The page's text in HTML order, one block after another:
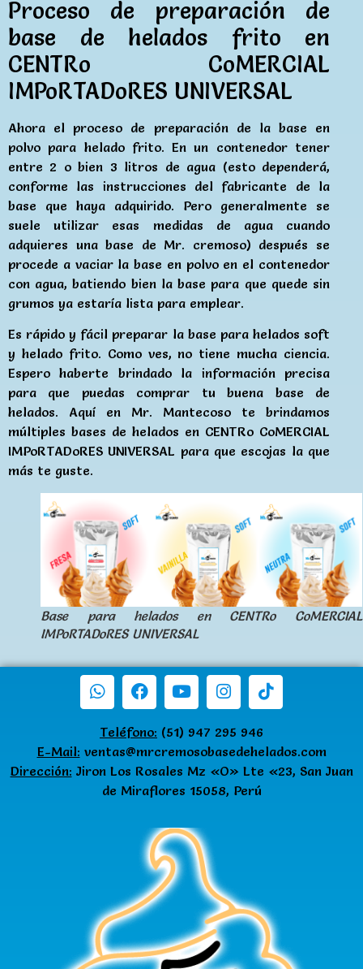
Proceso de preparación de
base de helados frito en
CENTRo CoMERCIAL
IMPoRTADoRES UNIVERSAL
Ahora el proceso de preparación de la base en
polvo para helado frito. En un contenedor tener
entre 2 o bien 3 litros de agua (esto dependerá,
conforme las instrucciones del fabricante de la
base que haya adquirido. Pero generalmente se
suele utilizar esas medidas de agua cuando
adquieres una base de Mr. cremoso) después se
procede a vaciar la base en polvo en el contenedor
con agua, batiendo bien la base para que quede sin
grumos ya estaría lista para emplear.
Es rápido y fácil preparar la base para helados soft
y helado frito. Como ves, no tiene mucha ciencia.
Espero haberte brindado la información precisa
para que puedas comprar tu buena base de
helados. Aquí en Mr. Mantecoso te brindamos
múltiples bases de helados en CENTRo CoMERCIAL
IMPoRTADoRES UNIVERSAL para que escojas la que
más te guste.
Base para helados en CENTRo CoMERCIAL
IMPoRTADoRES UNIVERSAL
Teléfono: (51) 947 295 946
E-Mail: ventas@mrcremosobasedehelados.com
Dirección: Jiron Los Rosales Mz «O» Lte «23, San Juan
de Miraflores 15058, Perú